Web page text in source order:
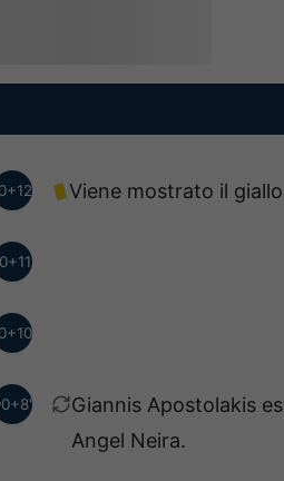
Viene mostrato il
Giannis Apostolakis
Angel Neira.